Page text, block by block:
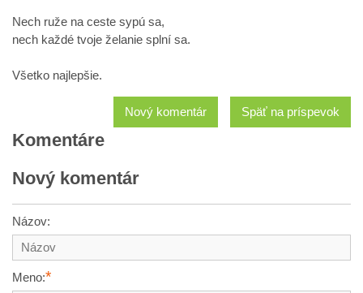
Nech ruže na ceste sypú sa,
nech každé tvoje želanie splní sa.
Všetko najlepšie.
Späť na príspevok
Nový komentár
Komentáre
Nový komentár
Názov:
Meno:*